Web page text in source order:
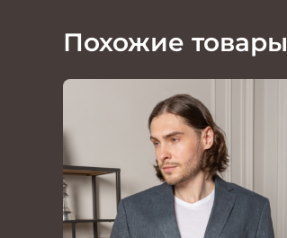
Похожие товары